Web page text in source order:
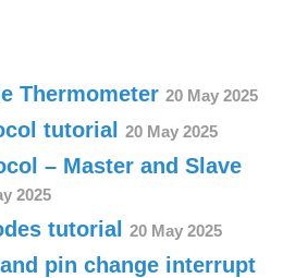
Thermometer 20 May 2025
tutorial 20 May 2025
– Master and Slave
2025
tutorial 20 May 2025
pin change interrupt